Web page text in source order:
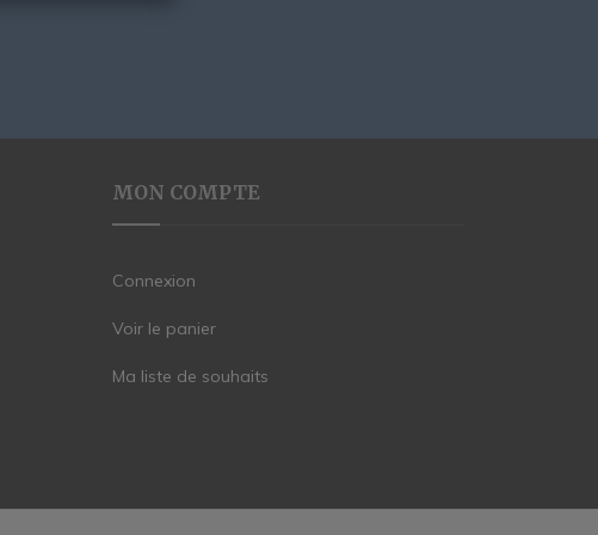
MON COMPTE
Connexion
Voir le panier
Ma liste de souhaits